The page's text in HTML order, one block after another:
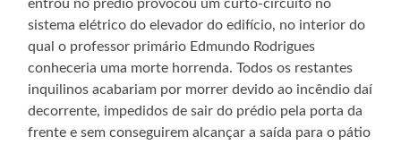
entrou no prédio provocou um curto-circuito no
sistema elétrico do elevador do edifício, no interior do
qual o professor primário Edmundo Rodrigues
conheceria uma morte horrenda. Todos os restantes
inquilinos acabariam por morrer devido ao incêndio daí
decorrente, impedidos de sair do prédio pela porta da
frente e sem conseguirem alcançar a saída para o pátio